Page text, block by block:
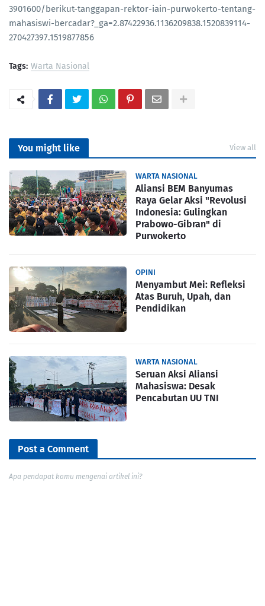
3901600/berikut-tanggapan-rektor-iain-purwokerto-tentang-
mahasiswi-bercadar?_ga=2.87422936.1136209838.1520839114-
270427397.1519877856
Tags: Warta Nasional
You might like View all
WARTA NASIONAL
Aliansi BEM Banyumas
Raya Gelar Aksi "Revolusi
Indonesia: Gulingkan
Prabowo-Gibran" di
Purwokerto
OPINI
Menyambut Mei: Refleksi
Atas Buruh, Upah, dan
Pendidikan
WARTA NASIONAL
Seruan Aksi Aliansi
Mahasiswa: Desak
Pencabutan UU TNI
Post a Comment
Apa pendapat kamu mengenai artikel ini?